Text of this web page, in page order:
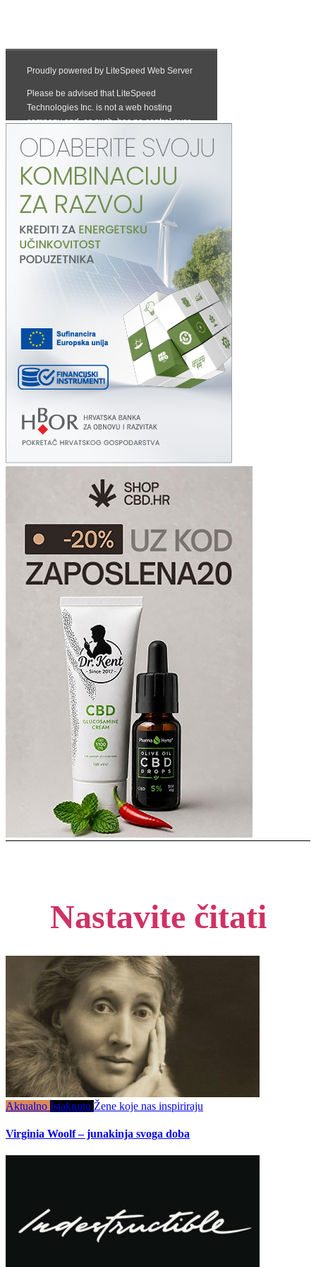
Nastavite čitati
Aktualno Istaknuto Žene koje nas inspiriraju
Virginia Woolf – junakinja svoga doba